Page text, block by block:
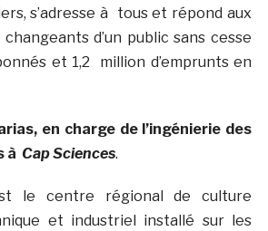
s’adresse à tous et répond aux
d’un public sans cesse
et 1,2 million d’emprunts en
en charge de l’ingénierie des
à Cap Sciences.
le centre régional de culture
et industriel installé sur les